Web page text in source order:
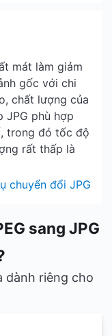
mát làm giảm
gốc với chi
chất lượng của
JPG phù hợp
trong đó tốc độ
rất thấp là
chuyển đổi JPG
sang JPG
dành riêng cho